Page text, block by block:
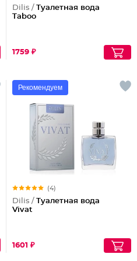
Dilis / Туалетная вода
Taboo
1759 ₽
Рекомендуем
(4)
Dilis / Туалетная вода
Vivat
1601 ₽